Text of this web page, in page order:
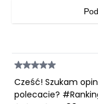
Cześć! Szukam
polecacie?